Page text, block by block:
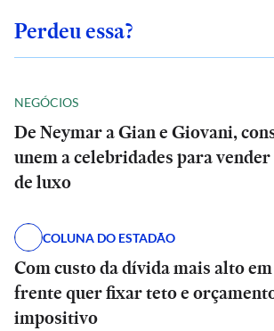
Perdeu essa?
NEGÓCIOS
De Neymar a Gian e Giovani,
unem a celebridades para
de luxo
COLUNA DO ESTADÃO
Com custo da dívida mais alto
frente quer fixar teto e
impositivo